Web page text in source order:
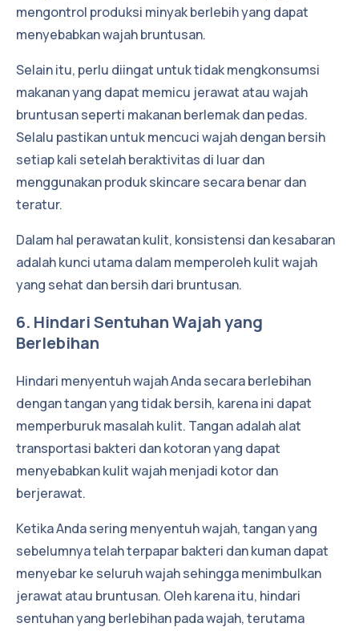
mengontrol produksi minyak berlebih yang dapat
menyebabkan wajah bruntusan.
Selain itu, perlu diingat untuk tidak mengkonsumsi
makanan yang dapat memicu jerawat atau wajah
bruntusan seperti makanan berlemak dan pedas.
Selalu pastikan untuk mencuci wajah dengan bersih
setiap kali setelah beraktivitas di luar dan
menggunakan produk skincare secara benar dan
teratur.
Dalam hal perawatan kulit, konsistensi dan kesabaran
adalah kunci utama dalam memperoleh kulit wajah
yang sehat dan bersih dari bruntusan.
6. Hindari Sentuhan Wajah yang
Berlebihan
Hindari menyentuh wajah Anda secara berlebihan
dengan tangan yang tidak bersih, karena ini dapat
memperburuk masalah kulit. Tangan adalah alat
transportasi bakteri dan kotoran yang dapat
menyebabkan kulit wajah menjadi kotor dan
berjerawat.
Ketika Anda sering menyentuh wajah, tangan yang
sebelumnya telah terpapar bakteri dan kuman dapat
menyebar ke seluruh wajah sehingga menimbulkan
jerawat atau bruntusan. Oleh karena itu, hindari
sentuhan yang berlebihan pada wajah, terutama